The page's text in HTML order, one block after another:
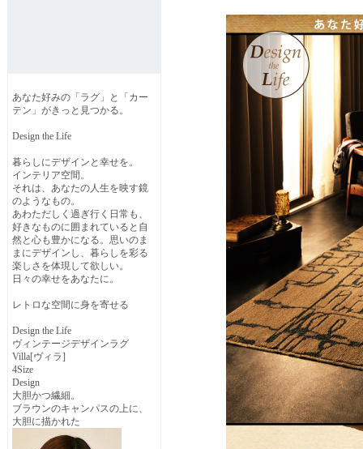
あなた好みの「ラグ」と「カー
テン」がきっと見つかる。
Design the Life
暮らしにデザインと幸せを。
インテリア空間。
それは、あなたの人生を映す鏡
のようなもの。
あわただしく過ぎ行く日常も、
好きなものに囲まれていると自
然と心も豊かになる。思いのま
まにデザインし、暮らしを彩る
楽しさを体現して欲しい。
日々の幸せをあなたに。
レトロな空間に身を寄せる
Design the Life
ヴィンテージデザインラグ
Villa[ヴィラ]
4Size
Design
大胆かつ繊細。
ブラウンのキャンパスの上に、
大胆に描かれた